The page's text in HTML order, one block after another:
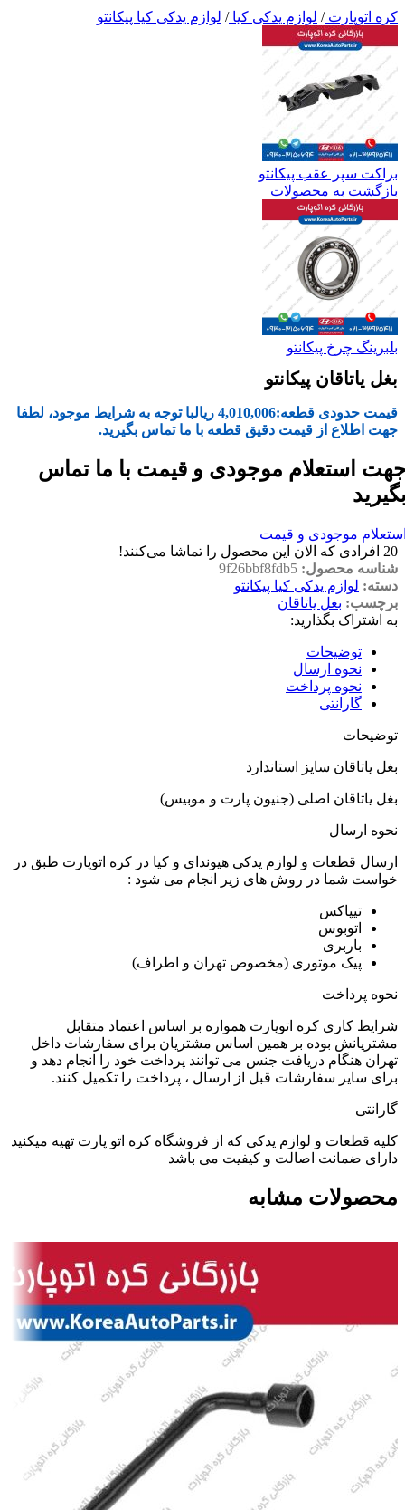
کره اتوپارت/ لوازم یدکی کیا/ لوازم یدکی کیا پیکانتو
براکت سپر عقب پیکانتو
بازگشت به محصولات
بلبرینگ چرخ پیکانتو
بغل یاتاقان پیکانتو
قیمت حدودی قطعه:4,010,006 ریالبا توجه به شرایط موجود، لطفا
جهت اطلاع از قیمت دقیق قطعه با ما تماس بگیرید.
استعلام موجودی و قیمت با ما تماس
موجودی و قیمت
20 افرادی که الان این محصول را تماشا می‌کنند!
شناسه محصول: 9f26bbf8fdb5
دسته: لوازم یدکی کیا پیکانتو
برچسب: بغل یاتاقان
به اشتراک بگذارید:
توضیحات
نحوه ارسال
نحوه پرداخت
گارانتی
توضیحات
بغل یاتاقان سایز استاندارد
بغل یاتاقان اصلی (جنیون پارت و موبیس)
نحوه ارسال
ارسال قطعات و لوازم یدکی هیوندای و کیا در کره اتوپارت طبق در
خواست شما در روش های زیر انجام می شود :
تیپاکس
اتوبوس
باربری
پیک موتوری (مخصوص تهران و اطراف)
نحوه پرداخت
شرایط کاری کره اتوپارت همواره بر اساس اعتماد متقابل
مشتریانش بوده بر همین اساس مشتریان برای سفارشات داخل
تهران هنگام دریافت جنس می توانند پرداخت خود را انجام دهد و
برای سایر سفارشات قبل از ارسال ، پرداخت را تکمیل کنند.
گارانتی
کلیه قطعات و لوازم یدکی که از فروشگاه کره اتو پارت تهیه میکنید
دارای ضمانت اصالت و کیفیت می باشد
محصولات مشابه